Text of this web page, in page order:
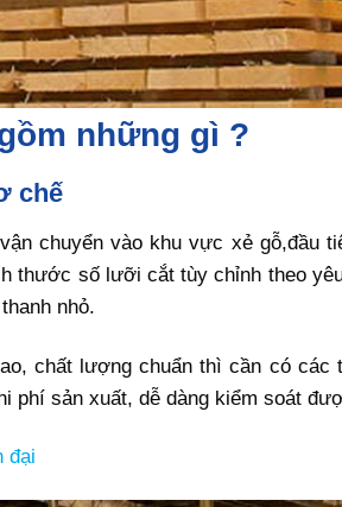
những gì ?
chế
chuyển vào khu vực xẻ gỗ,đầu
thước số lưỡi cắt tùy chỉnh theo
nhỏ.
chất lượng chuẩn thì cần có
phí sản xuất, dễ dàng kiểm soát
đại